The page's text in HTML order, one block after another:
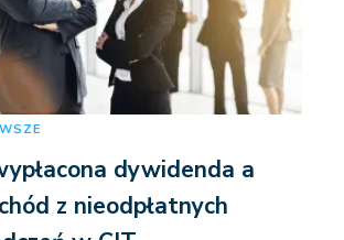
dywidenda a
z nieodpłatnych